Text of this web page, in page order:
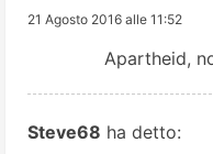
21 Agosto 2016 alle 11:52
Apartheid,
Steve68 ha detto: